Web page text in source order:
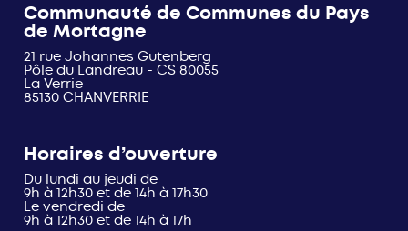
Communauté de Communes du Pays
de Mortagne
21 rue Johannes Gutenberg
Pôle du Landreau - CS 80055
La Verrie
85130 CHANVERRIE
Horaires d’ouverture
Du lundi au jeudi de
9h à 12h30 et de 14h à 17h30
Le vendredi de
9h à 12h30 et de 14h à 17h